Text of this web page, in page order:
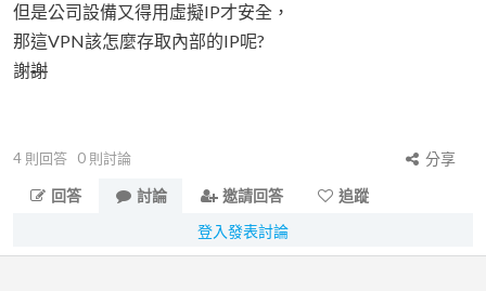
但是公司設備又得用虛擬IP才安全，
那這VPN該怎麼存取內部的IP呢?
謝謝
4 則回答 0 則討論
分享
回答
討論 邀請回答
追蹤
登入發表討論